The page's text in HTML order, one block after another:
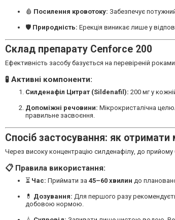
🩸 Посилення кровотоку: Забезпечує
🛡 Природність: Ерекція виникає лише у
Склад препарату Cenforce 200
Ефективність засобу базується на перевіреній
🧪 Активні компоненти:
Силденафіл Цитрат (Sildenafil): 200 мг у
Допоміжні речовини: Мікрокристалічна
правильне засвоєння.
Спосіб застосування: як
Через високу концентрацію силденафілу, до прийому
📋 Правила використання:
⏳ Час: Приймати за 45–60 хвилин до
💊 Дозування: Для першого разу
добовою нормою.